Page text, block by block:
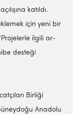
katıldı.
için yeni bir
ilgili ar-
desteği
Birliği
Anadolu